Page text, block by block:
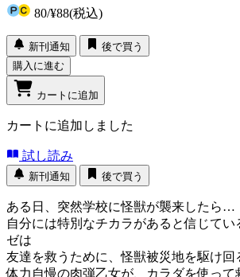
80/¥88(税込)
新刊通知
後で買う
購入に進む
カートに追加
カートに追加しました
試し読み
新刊通知 後で買う
ある日、突然学校に怪獣が襲来したら…
自分には特別なチカラがあると信じてい
ゼは
友達を救うために、怪獣被災地を駆
体力自慢の肉弾乙女が、カラダを使って